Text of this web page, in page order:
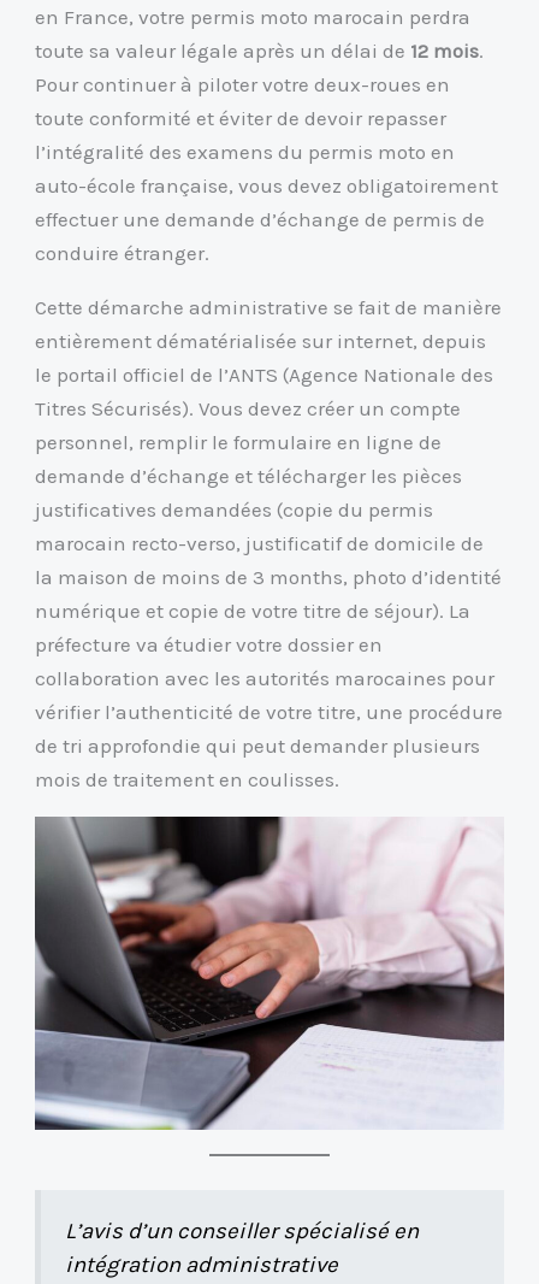
en France, votre permis moto marocain perdra
toute sa valeur légale après un délai de 12 mois.
Pour continuer à piloter votre deux-roues en
toute conformité et éviter de devoir repasser
l’intégralité des examens du permis moto en
auto-école française, vous devez obligatoirement
effectuer une demande d’échange de permis de
conduire étranger.
Cette démarche administrative se fait de manière
entièrement dématérialisée sur internet, depuis
le portail officiel de l’ANTS (Agence Nationale des
Titres Sécurisés). Vous devez créer un compte
personnel, remplir le formulaire en ligne de
demande d’échange et télécharger les pièces
justificatives demandées (copie du permis
marocain recto-verso, justificatif de domicile de
la maison de moins de 3 months, photo d’identité
numérique et copie de votre titre de séjour). La
préfecture va étudier votre dossier en
collaboration avec les autorités marocaines pour
vérifier l’authenticité de votre titre, une procédure
de tri approfondie qui peut demander plusieurs
mois de traitement en coulisses.
L’avis d’un conseiller spécialisé en
intégration administrative